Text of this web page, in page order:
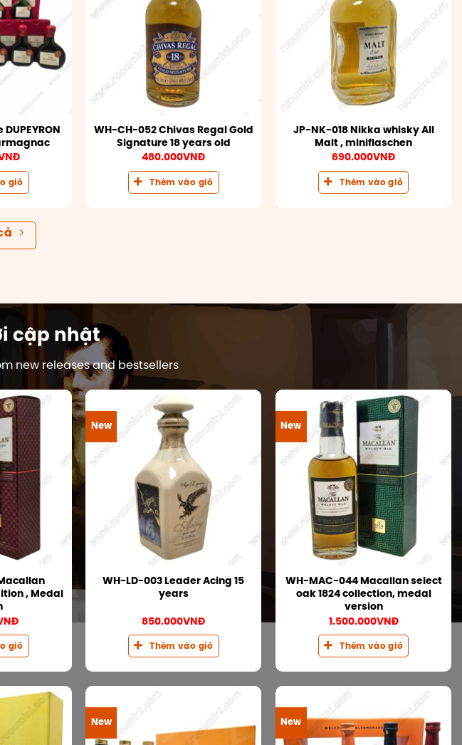
armagnac
giỏ
WH-CH-052 Chivas Regal Gold
Signature 18 years old
480.000VNĐ
Thêm vào giỏ
JP-NK-018 Nikka whisky All
Malt , miniflaschen
690.000VNĐ
Thêm vào giỏ
cập nhật
new releases and bestsellers
, Medal
giỏ
New
WH-LD-003 Leader Acing 15
years
850.000VNĐ
Thêm vào giỏ
New
WH-MAC-044 Macallan select
oak 1824 collection, medal
version
1.500.000VNĐ
Thêm vào giỏ
New New